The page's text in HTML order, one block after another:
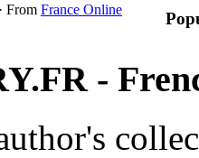
· From France Online
-